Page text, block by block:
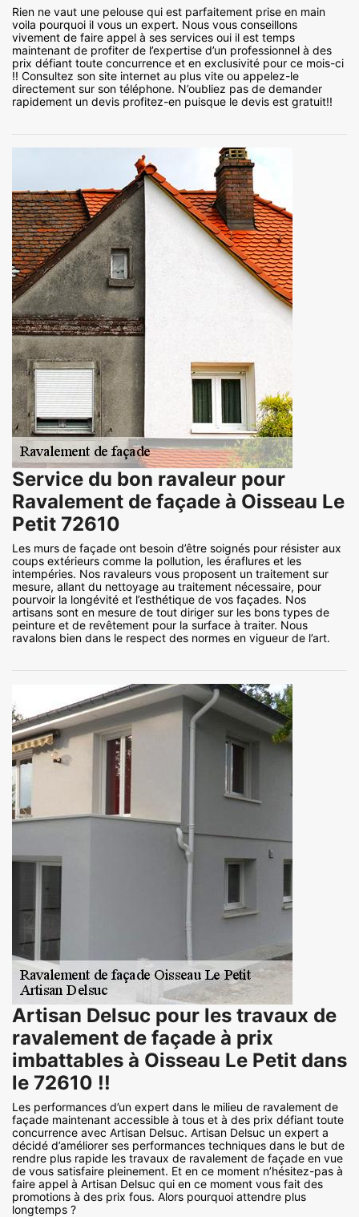
Rien ne vaut une pelouse qui est parfaitement prise en main
voila pourquoi il vous un expert. Nous vous conseillons
vivement de faire appel à ses services oui il est temps
maintenant de profiter de l’expertise d’un professionnel à des
prix défiant toute concurrence et en exclusivité pour ce mois-ci
!! Consultez son site internet au plus vite ou appelez-le
directement sur son téléphone. N’oubliez pas de demander
rapidement un devis profitez-en puisque le devis est gratuit!!
Service du bon ravaleur pour
Ravalement de façade à Oisseau Le
Petit 72610
Les murs de façade ont besoin d’être soignés pour résister aux
coups extérieurs comme la pollution, les éraflures et les
intempéries. Nos ravaleurs vous proposent un traitement sur
mesure, allant du nettoyage au traitement nécessaire, pour
pourvoir la longévité et l’esthétique de vos façades. Nos
artisans sont en mesure de tout diriger sur les bons types de
peinture et de revêtement pour la surface à traiter. Nous
ravalons bien dans le respect des normes en vigueur de l’art.
Artisan Delsuc pour les travaux de
ravalement de façade à prix
imbattables à Oisseau Le Petit dans
le 72610 !!
Les performances d’un expert dans le milieu de ravalement de
façade maintenant accessible à tous et à des prix défiant toute
concurrence avec Artisan Delsuc. Artisan Delsuc un expert a
décidé d’améliorer ses performances techniques dans le but de
rendre plus rapide les travaux de ravalement de façade en vue
de vous satisfaire pleinement. Et en ce moment n’hésitez-pas à
faire appel à Artisan Delsuc qui en ce moment vous fait des
promotions à des prix fous. Alors pourquoi attendre plus
longtemps ?